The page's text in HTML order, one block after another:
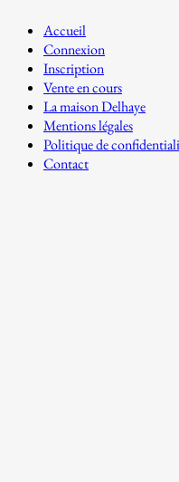
Accueil
Connexion
Inscription
Vente en cours
La maison Delhaye
Mentions légales
Politique de
Contact